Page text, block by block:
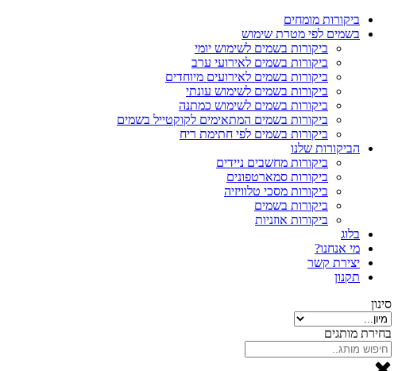
ביקורות מומחים
בשמים לפי מטרת שימוש
ביקורות בשמים לשימוש יומי
ביקורות בשמים לאירועי ערב
ביקורות בשמים לאירועים מיוחדים
ביקורות בשמים לשימוש עונתי
ביקורות בשמים לשימוש כמתנה
ביקורות בשמים המתאימים לקוקטייל בשמים
ביקורות בשמים לפי חתימת ריח
הביקורות שלנו
ביקורות מחשבים ניידים
ביקורות סמארטפונים
ביקורות מסכי טלוויזיה
ביקורות בשמים
ביקורות אוזניות
בלוג
מי אנחנו?
יצירת קשר
תקנון
סינון
בחירת מותגים